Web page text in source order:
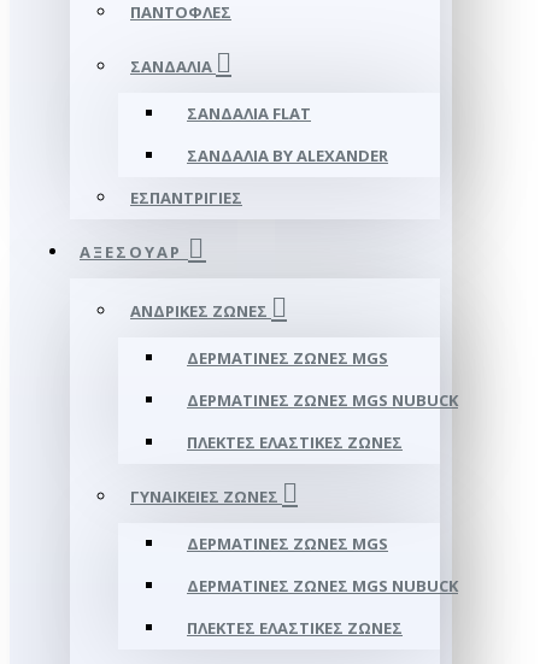
ΠΑΝΤΌΦΛΕΣ
ΣΑΝΔΆΛΙΑ
ΣΑΝΔΆΛΙΑ FLAT
ΣΑΝΔΆΛΙΑ BY ALEXANDER
ΕΣΠΑΝΤΡΊΓΙΕΣ
ΑΞΕΣΟΥΑΡ
ΑΝΔΡΙΚΈΣ ΖΏΝΕΣ
ΔΕΡΜΆΤΙΝΕΣ ΖΏΝΕΣ MGS
ΔΕΡΜΆΤΙΝΕΣ ΖΏΝΕΣ MGS NUBUCK
ΠΛΕΚΤΈΣ ΕΛΑΣΤΙΚΈΣ ΖΏΝΕΣ
ΓΥΝΑΙΚΕΊΕΣ ΖΏΝΕΣ
ΔΕΡΜΆΤΙΝΕΣ ΖΏΝΕΣ MGS
ΔΕΡΜΆΤΙΝΕΣ ΖΏΝΕΣ MGS NUBUCK
ΠΛΕΚΤΈΣ ΕΛΑΣΤΙΚΈΣ ΖΏΝΕΣ